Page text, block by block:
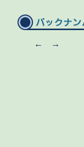
← →